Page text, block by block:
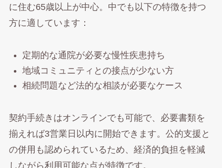
に住む65歳以上が中心。中でも以下の特徴を持つ
方に適しています：
定期的な通院が必要な慢性疾患持ち
地域コミュニティとの接点が少ない方
相続問題など法的な相談が必要なケース
契約手続きはオンラインでも可能で、必要書類を
揃えれば3営業日以内に開始できます。公的支援と
の併用も認められているため、経済的負担を軽減
しながら利用可能な点が特徴です。